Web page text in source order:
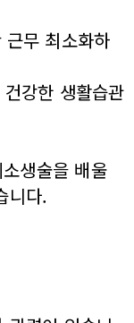
무 최소화하
강한 생활습관
생술을 배울
니다.